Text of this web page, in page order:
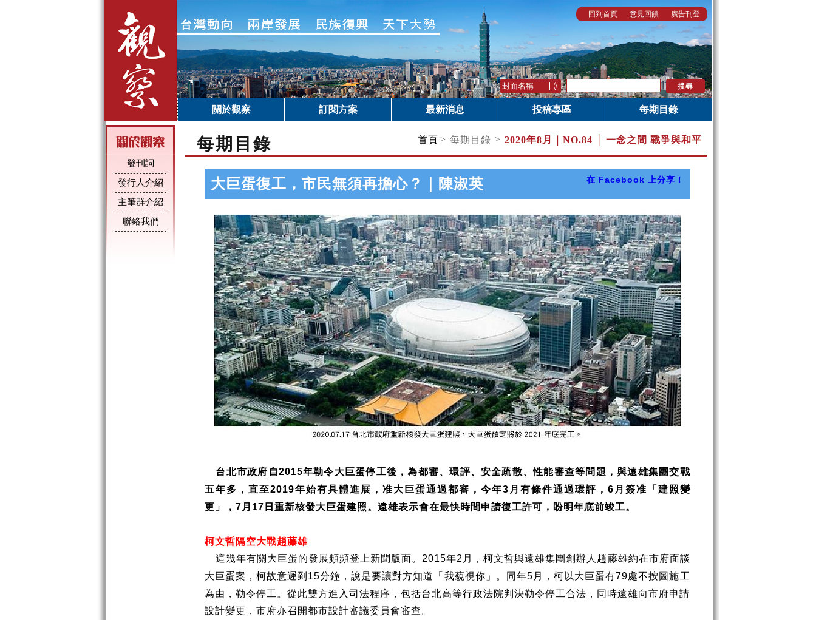
回到首頁 意見回饋 廣告刊登
關於觀察 訂閱方案 最新消息 投稿專區 每期目錄
發刊詞
發行人介紹
主筆群介紹
聯絡我們
每期目錄 首頁 > 每期目錄 > 2020年8月｜ NO.84 │ 一念之間 戰爭與和平
大巨蛋復工，市民無須再擔心？｜陳淑英 在 Facebook 上分享！
台北市政府自2015年勒令大巨蛋停工後，為都審、環評、安全疏散、性能審查等問題，與遠雄集團交戰
五年多，直至2019年始有具體進展，准大巨蛋通過都審，今年3 月有條件通過環評， 6 月簽准「建照變
更」， 7月 17日重新核發大巨蛋建照。遠雄表示會在最快時間申請復工許可，盼明年底前竣工。
柯文哲隔空大戰趙藤雄
這幾年有關大巨蛋的發展頻頻登上新聞版面。2015年2 月，柯文哲與遠雄集團創辦人趙藤雄約在市府面談
大巨蛋案，柯故意遲到15分鐘，說是要讓對方知道「我藐視你」。同年5月，柯以大巨蛋有79處不按圖施工
為由，勒令停工。從此雙方進入司法程序，包括台北高等行政法院判決勒令停工合法，同時遠雄向市府申請
設計變更，市府亦召開都市設計審議委員會審查。